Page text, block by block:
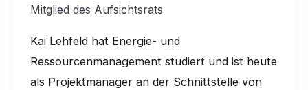
Mitglied des Aufsichtsrats
Kai Lehfeld hat Energie- und
Ressourcenmanagement studiert und ist heute
als Projektmanager an der Schnittstelle von